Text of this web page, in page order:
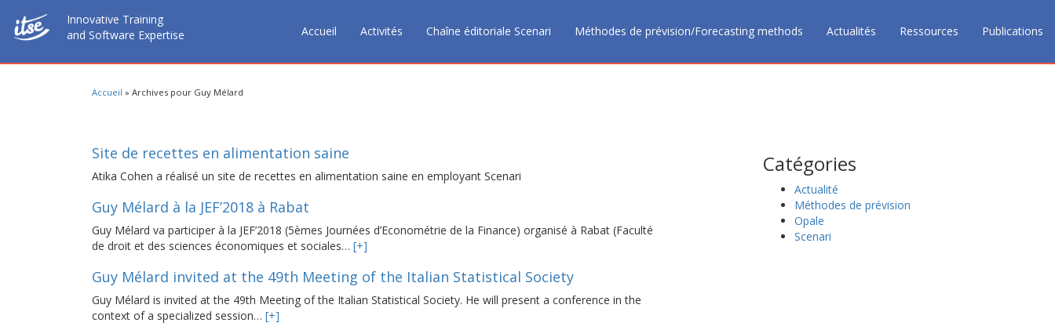
Innovative Training
and Software Expertise
Accueil Activités Chaîne éditoriale Scenari Méthodes de prévision/Forecasting methods Actualités Ressources Publications
Accueil » Archives pour Guy Mélard
Site de recettes en alimentation saine
Atika Cohen a réalisé un site de recettes en alimentation saine en employant Scenari
Guy Mélard à la JEF’2018 à Rabat
Guy Mélard va participer à la JEF’2018 (5èmes Journées d’Econométrie de la Finance) organisé à Rabat (Faculté
de droit et des sciences économiques et sociales… [+]
Guy Mélard invited at the 49th Meeting of the Italian Statistical Society
Guy Mélard is invited at the 49th Meeting of the Italian Statistical Society. He will present a conference in the
context of a specialized session… [+]
Catégories
Actualité
Méthodes de prévision
Opale
Scenari